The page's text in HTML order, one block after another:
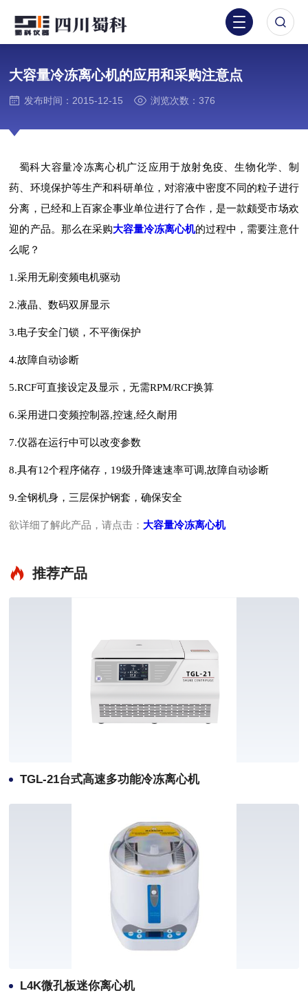
大容量冷冻离心机的应用和采购注意点
发布时间：2015-12-15 浏览次数：376
蜀科大容量冷冻离心机广泛应用于放射免疫、生物化学、制
药、环境保护等生产和科研单位，对溶液中密度不同的粒子进行
分离，已经和上百家企事业单位进行了合作，是一款颇受市场欢
迎的产品。那么在采购大容量冷冻离心机的过程中，需要注意什
么呢？
1.采用无刷变频电机驱动
2.液晶、数码双屏显示
3.电子安全门锁，不平衡保护
4.故障自动诊断
5.RCF可直接设定及显示，无需RPM/RCF换算
6.采用进口变频控制器,控速,经久耐用
7.仪器在运行中可以改变参数
8.具有12个程序储存，19级升降速速率可调,故障自动诊断
9.全钢机身，三层保护钢套，确保安全
欲详细了解此产品，请点击 ： 大容量冷冻离心机
推荐产品
TGL-21台式高速多功能冷冻离心机
L4K微孔板迷你离心机